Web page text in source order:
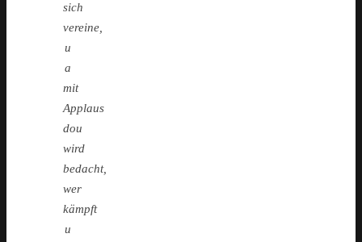
sich
vereine,
u
a
mit
Applaus
dou
wird
bedacht,
wer
kämpft
u